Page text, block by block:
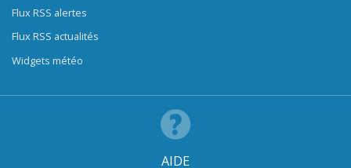
Flux RSS alertes
Flux RSS actualités
Widgets météo
AIDE